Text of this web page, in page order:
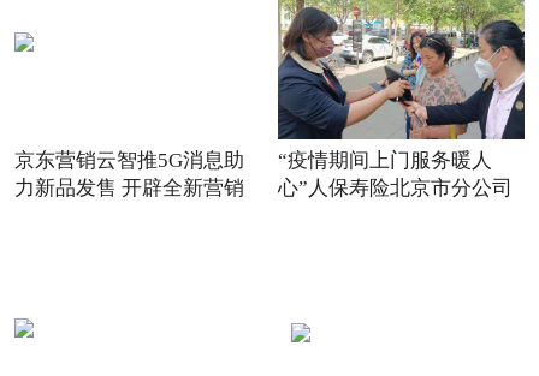
京东营销云智推5G消息助
力新品发售 开辟全新营销
“疫情期间上门服务暖人
心”人保寿险北京市分公司